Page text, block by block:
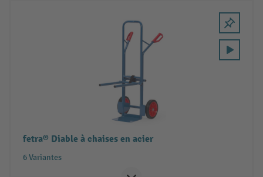
fetra® Diable à chaises en acier
6 Variantes